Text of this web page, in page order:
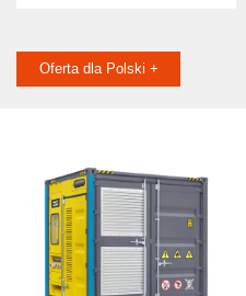
Oferta dla Polski +